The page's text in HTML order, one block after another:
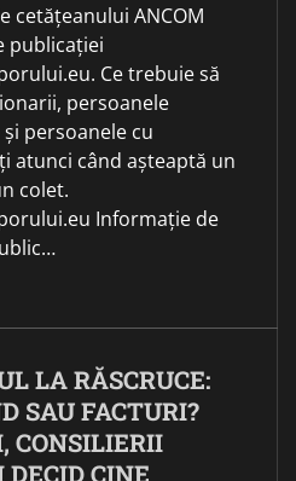
cetățeanului ANCOM
publicației
Ce trebuie să
persoanele
persoanele cu
atunci când așteaptă un
colet.
Informație de
LA RĂSCRUCE:
SAU FACTURI?
CONSILIERII
DECID CINE